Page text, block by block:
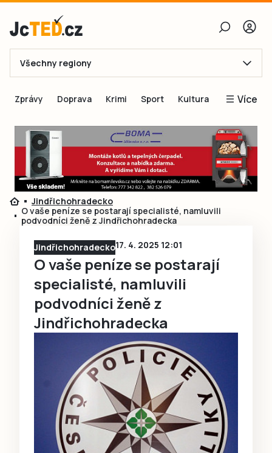
E-mail
Obnovit heslo
Přihlásit se
Přihlásit se přes Facebook
Všechny regiony
Zprávy Doprava Krimi Sport Kultura Více
Blogy
Inspirace
Čtenáři píší
Speciální přílohy
Jindřichohradecko
O vaše peníze se postarají specialisté, namluvili
podvodníci ženě z Jindřichohradecka
Jindřichohradecko17. 4. 2025 12:01
O vaše peníze se postarají
specialisté, namluvili
podvodníci ženě z
Jindřichohradecka